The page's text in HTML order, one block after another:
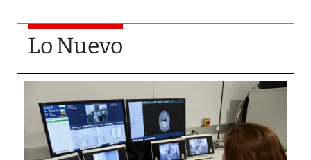
Lo Nuevo